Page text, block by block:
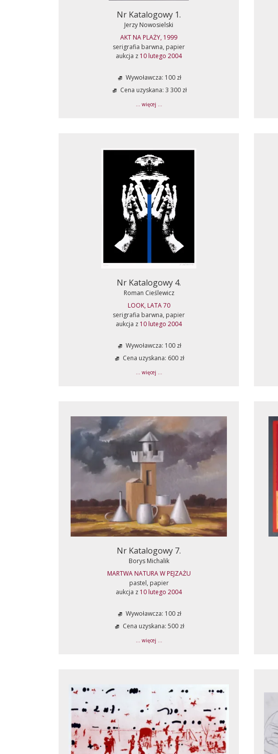
Nr Katalogowy 1.
Jerzy Nowosielski
AKT NA PLAŻY, 1999
serigrafia barwna, papier
aukcja z 10 lutego 2004
Wywoławcza: 100 zł
Cena uzyskana: 3 300 zł
... więcej ...
Nr Katalogowy 4.
Roman Cieślewicz
LOOK, LATA 70
serigrafia barwna, papier
aukcja z 10 lutego 2004
Wywoławcza: 100 zł
Cena uzyskana: 600 zł
... więcej ...
Nr Katalogowy 7.
Borys Michalik
MARTWA NATURA W PEJZAŻU
pastel, papier
aukcja z 10 lutego 2004
Wywoławcza: 100 zł
Cena uzyskana: 500 zł
... więcej ...